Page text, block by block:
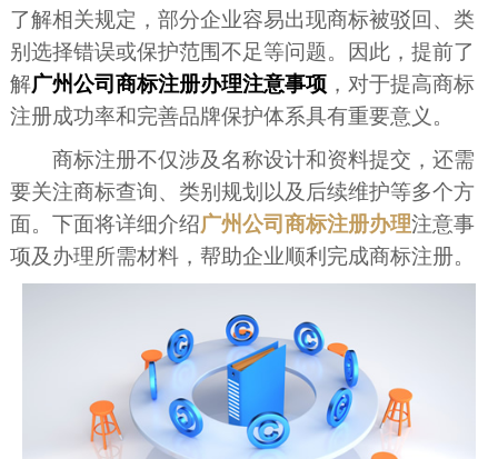
了解相关规定，部分企业容易出现商标被驳回、类
别选择错误或保护范围不足等问题。因此，提前了
解广州公司商标注册办理注意事项，对于提高商标
注册成功率和完善品牌保护体系具有重要意义。
商标注册不仅涉及名称设计和资料提交，还需
要关注商标查询、类别规划以及后续维护等多个方
面。下面将详细介绍广州公司商标注册办理注意事
项及办理所需材料，帮助企业顺利完成商标注册。